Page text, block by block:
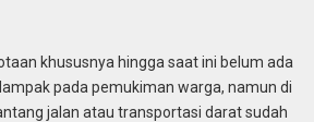
khususnya hingga saat ini belum ada
pada pemukiman warga, namun di
jalan atau transportasi darat sudah